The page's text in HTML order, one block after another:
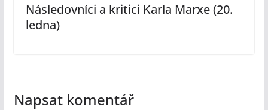
Následovníci a kritici Karla Marxe (20.
ledna)
Napsat komentář